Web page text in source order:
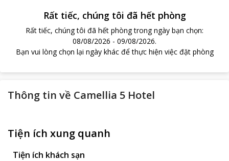
Rất tiếc, chúng tôi đã hết phòng
Rất tiếc, chúng tôi đã hết phòng trong ngày bạn chọn:
08/08/2026 - 09/08/2026.
Bạn vui lòng chọn lại ngày khác để thực hiện việc đặt phòng
Thông tin về Camellia 5 Hotel
Tiện ích xung quanh
Tiện ích khách sạn